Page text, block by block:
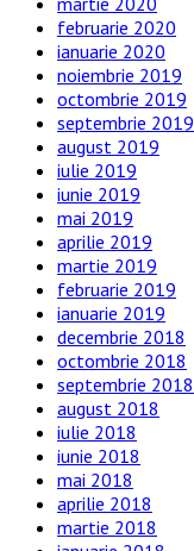
februarie 2020
ianuarie 2020
noiembrie 2019
octombrie 2019
septembrie 2019
august 2019
iulie 2019
iunie 2019
mai 2019
aprilie 2019
martie 2019
februarie 2019
ianuarie 2019
decembrie 2018
octombrie 2018
septembrie 2018
august 2018
iulie 2018
iunie 2018
mai 2018
aprilie 2018
martie 2018